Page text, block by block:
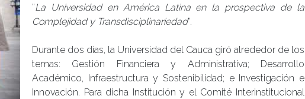
“La Universidad en América Latina en la prospectiva de la
Complejidad y Transdisciplinariedad”.
Durante dos días, la Universidad del Cauca giró alrededor de los
temas: Gestión Financiera y Administrativa; Desarrollo
Académico, Infraestructura y Sostenibilidad; e Investigación e
Innovación. Para dicha Institución y el Comité Interinstitucional